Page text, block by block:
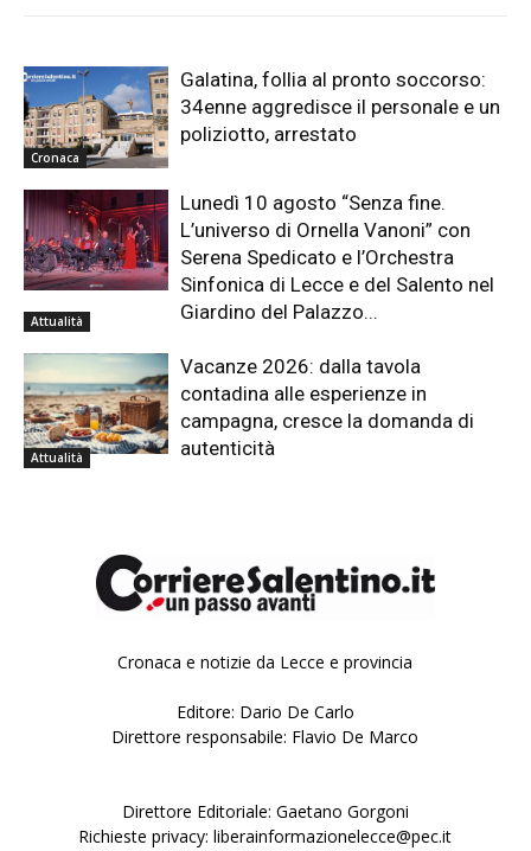
Cronaca
Galatina, follia al pronto soccorso:
34enne aggredisce il personale e un
poliziotto, arrestato
Attualità
Lunedì 10 agosto “Senza fine.
L’universo di Ornella Vanoni” con
Serena Spedicato e l’Orchestra
Sinfonica di Lecce e del Salento nel
Giardino del Palazzo...
Attualità
Vacanze 2026: dalla tavola
contadina alle esperienze in
campagna, cresce la domanda di
autenticità
Cronaca e notizie da Lecce e provincia
Editore: Dario De Carlo
Direttore responsabile: Flavio De Marco
Direttore Editoriale: Gaetano Gorgoni
Richieste privacy: liberainformazionelecce@pec.it